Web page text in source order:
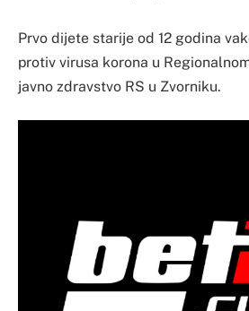
Prvo dijete starije od 12 godina
protiv virusa korona u
javno zdravstvo RS u Zvorniku.